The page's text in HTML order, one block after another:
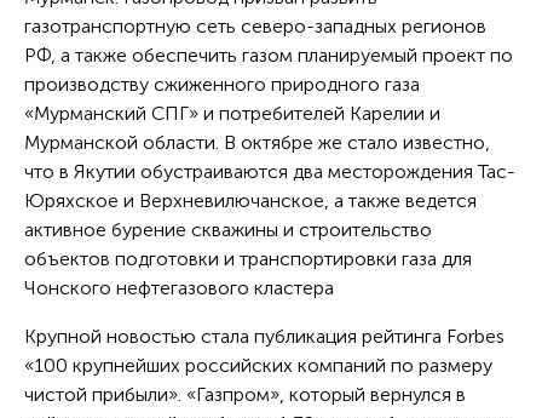
газотранспортную сеть северо-западных регионов
РФ, а также обеспечить газом планируемый проект по
производству сжиженного природного газа
«Мурманский СПГ» и потребителей Карелии и
Мурманской области. В октябре же стало известно,
что в Якутии обустраиваются два месторождения Тас-
Юряхское и Верхневилючанское, а также ведется
активное бурение скважины и строительство
объектов подготовки и транспортировки газа для
Чонского нефтегазового кластера
Крупной новостью стала публикация рейтинга Forbes
«100 крупнейших российских компаний по размеру
чистой прибыли». «Газпром», который вернулся в